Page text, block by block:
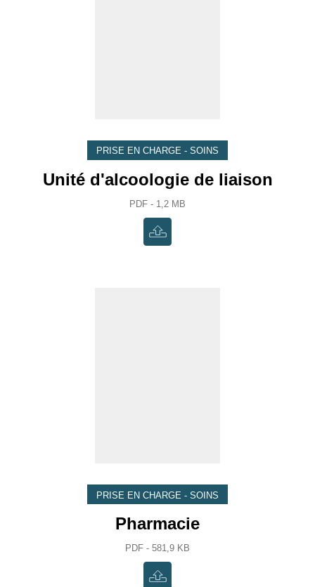
PRISE EN CHARGE - SOINS
Unité d'alcoologie de liaison
PDF - 1,2 MB
PRISE EN CHARGE - SOINS
Pharmacie
PDF - 581,9 KB